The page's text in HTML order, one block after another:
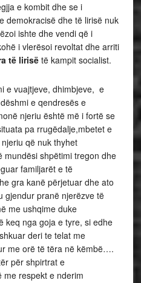
e kombit dhe se i
demokracisë dhe të lirisë nuk
ishte dhe vendi që i
i vlerësoi revoltat dhe arriti
të lirisëtë kampit socialist.
e vuajtjeve, dhimbjeve, e
e qendresës e
njeriu është më i fortë se
pa rrugëdalje,mbetet e
që nuk thyhet
mundësi shpëtimi tregon dhe
familjarët e të
gra kanë përjetuar dhe ato
gjendur pranë njerëzve të
me ushqime duke
keq nga goja e tyre, si edhe
deri te telat me
me orë të tëra në këmbë….
për shpirtrat e
respekt e nderim